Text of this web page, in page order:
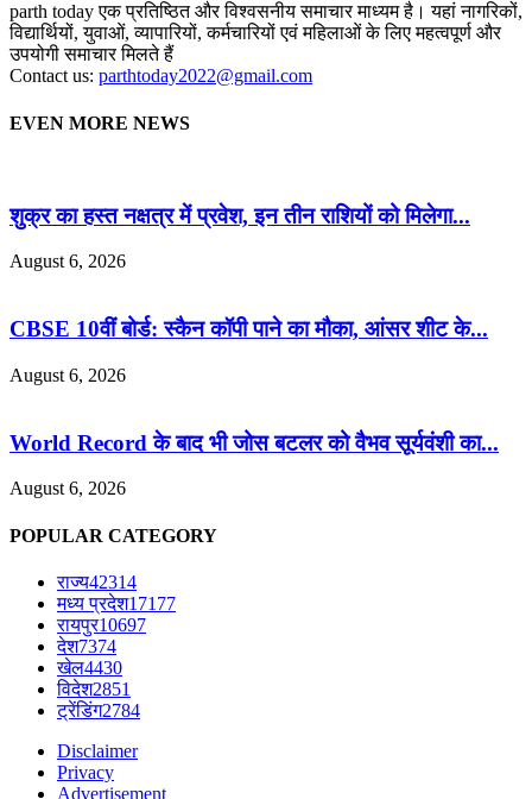
parth today एक प्रतिष्ठित और विश्वसनीय समाचार माध्यम है। यहां नागरिकों,
विद्यार्थियों, युवाओं, व्यापारियों, कर्मचारियों एवं महिलाओं के लिए महत्वपूर्ण और
उपयोगी समाचार मिलते हैं
Contact us: parthtoday2022@gmail.com
EVEN MORE NEWS
शुक्र का हस्त नक्षत्र में प्रवेश, इन तीन राशियों को मिलेगा...
August 6, 2026
CBSE 10वीं बोर्ड: स्कैन कॉपी पाने का मौका, आंसर शीट के...
August 6, 2026
World Record के बाद भी जोस बटलर को वैभव सूर्यवंशी का...
August 6, 2026
POPULAR CATEGORY
राज्य42314
मध्य प्रदेश17177
रायपुर10697
देश7374
खेल4430
विदेश2851
ट्रेंडिंग2784
Disclaimer
Privacy
Advertisement